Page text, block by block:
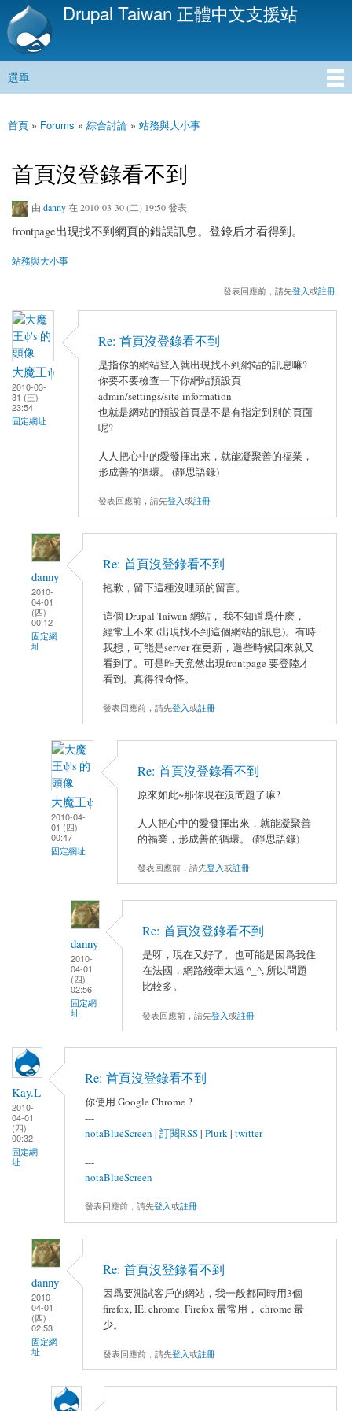
移
內
Drupal Taiwan 正體中文支援站
主選單
選單
您在這裡
首頁 » Forums » 綜合討論 » 站務與大小事
首頁沒登錄看不到
由 danny在 2010-03-30 (二) 19:50 發表
frontpage出現找不到網頁的錯誤訊息。登錄后才看得到。
站務與大小事
發表回應前，請先登入或註冊
大魔王ψ
2010-03-
31 (三)
23:54
固定網址
Re: 首頁沒登錄看不到
是指你的網站登入就出現找不到網站的訊息嘛?
你要不要檢查一下你網站預設頁
admin/settings/site-information
也就是網站的預設首頁是不是有指定到別的頁面
呢?
人人把心中的愛發揮出來，就能凝聚善的福業，
形成善的循環。 (靜思語錄)
發表回應前，請先登入或註冊
danny
2010-
04-01
(四)
00:12
固定網
址
Re: 首頁沒登錄看不到
抱歉，留下這種沒哩頭的留言。
這個 Drupal Taiwan 網站， 我不知道爲什麽，
經常上不來 (出現找不到這個網站的訊息)。有時
我想，可能是server 在更新，過些時候回來就又
看到了。可是昨天竟然出現frontpage 要登陸才
看到。真得很奇怪。
發表回應前，請先登入或註冊
大魔王ψ
2010-04-
01 (四)
00:47
固定網址
Re: 首頁沒登錄看不到
原來如此~那你現在沒問題了嘛?
人人把心中的愛發揮出來，就能凝聚善
的福業，形成善的循環。 (靜思語錄)
發表回應前，請先登入或註冊
danny
2010-
04-01
(四)
02:56
固定網
址
Re: 首頁沒登錄看不到
是呀，現在又好了。也可能是因爲我住
在法國，網路綫牽太遠 ^_^, 所以問題
比較多。
發表回應前，請先登入或註冊
Kay.L
2010-
04-01
(四)
00:32
固定網
址
Re: 首頁沒登錄看不到
你使用 Google Chrome ?
---
notaBlueScreen | 訂閱RSS| Plurk| twitter
---
notaBlueScreen
發表回應前，請先登入或註冊
danny
2010-
04-01
(四)
02:53
固定網
址
Re: 首頁沒登錄看不到
因爲要測試客戶的網站，我一般都同時用3個
firefox, IE, chrome. Firefox 最常用， chrome 最
少。
發表回應前，請先登入或註冊